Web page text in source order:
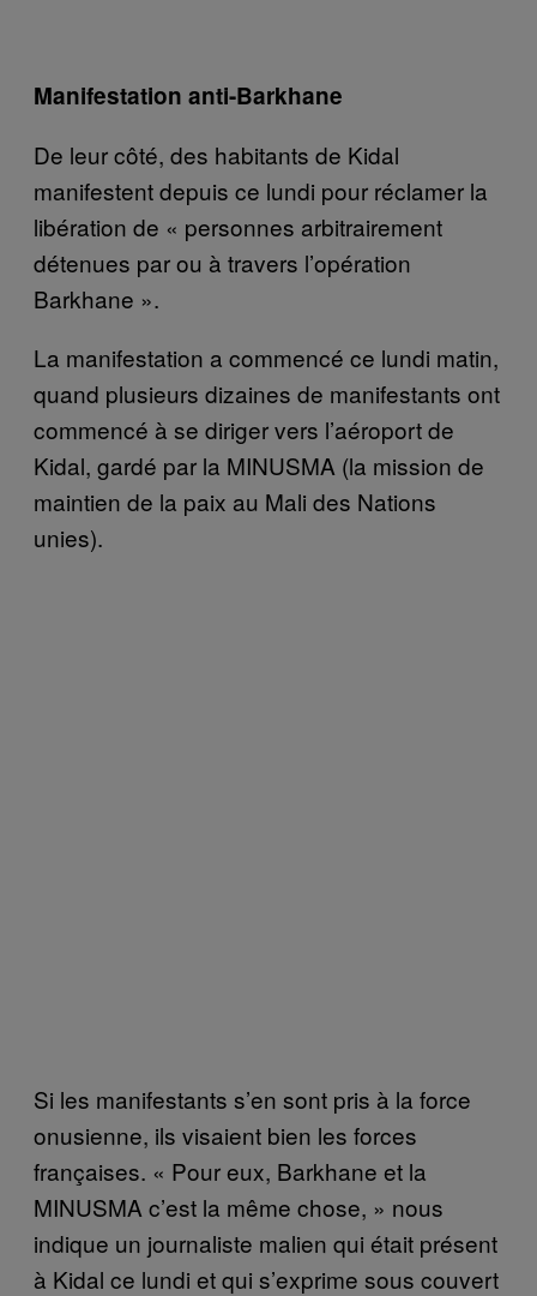
Manifestation anti-Barkhane
De leur côté, des habitants de Kidal
manifestent depuis ce lundi pour réclamer la
libération de « personnes arbitrairement
détenues par ou à travers l’opération
Barkhane ».
La manifestation a commencé ce lundi matin,
quand plusieurs dizaines de manifestants ont
commencé à se diriger vers l’aéroport de
Kidal, gardé par la MINUSMA (la mission de
maintien de la paix au Mali des Nations
unies).
Si les manifestants s’en sont pris à la force
onusienne, ils visaient bien les forces
françaises. « Pour eux, Barkhane et la
MINUSMA c’est la même chose, » nous
indique un journaliste malien qui était présent
à Kidal ce lundi et qui s’exprime sous couvert